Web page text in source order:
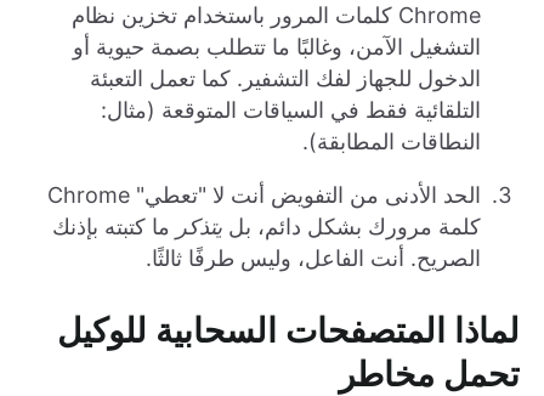
Chrome كلمات المرور باستخدام تخزين نظام
التشغيل الآمن، وغالبًا ما تتطلب بصمة حيوية أو
الدخول للجهاز لفك التشفير. كما تعمل التعبئة
التلقائية فقط في السياقات المتوقعة (مثال:
النطاقات المطابقة).
الحد الأدنى من التفويض أنت لا "تعطي" Chrome
كلمة مرورك بشكل دائم، بل يتذكر ما كتبته بإذنك
الصريح. أنت الفاعل، وليس طرفًا ثالثًا.
لماذا المتصفحات السحابية للوكيل
تحمل مخاطر